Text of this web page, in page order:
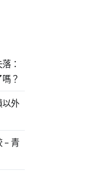
：
？
以外
– 青